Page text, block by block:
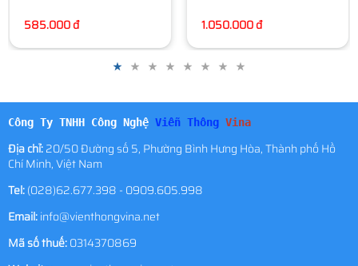
1.050.000 đ
Công Ty TNHH Công Nghệ Viễn Thông Vina
Địa chỉ:20/50 Đường số 5, Phường Bình Hưng Hòa, Thành phố Hồ
Chí Minh, Việt Nam
Tel:(028)62.677.398 - 0909.605.998
Email:info@vienthongvina.net
Mã số thuế:0314370869